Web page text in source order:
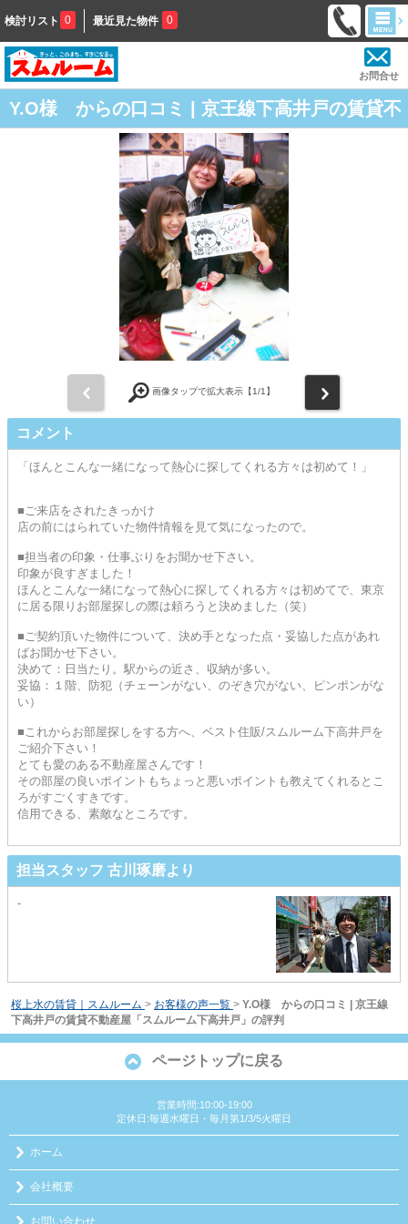
検討リスト 0 最近見た物件 0
お問合せ
Y.O様 からの口コミ | 京王線下高井戸の賃貸不
動産屋「スムルーム下高井戸」の評判
画像タップで拡大表示【1/1】
コメント
「ほんとこんな一緒になって熱心に探してくれる方々は初めて！」
■ご来店をされたきっかけ
店の前にはられていた物件情報を見て気になったので。
■担当者の印象・仕事ぶりをお聞かせ下さい。
印象が良すぎました！
ほんとこんな一緒になって熱心に探してくれる方々は初めてで、東京
に居る限りお部屋探しの際は頼ろうと決めました（笑）
■ご契約頂いた物件について、決め手となった点・妥協した点があれ
ばお聞かせ下さい。
決めて：日当たり。駅からの近さ、収納が多い。
妥協：１階、防犯（チェーンがない、のぞき穴がない、ピンポンがな
い）
■これからお部屋探しをする方へ、ベスト住販/スムルーム下高井戸を
ご紹介下さい！
とても愛のある不動産屋さんです！
その部屋の良いポイントもちょっと悪いポイントも教えてくれるとこ
ろがすごくすきです。
信用できる、素敵なところです。
担当スタッフ 古川琢磨より
-
桜上水の賃貸｜スムルーム > お客様の声一覧 > Y.O様 からの口コミ | 京王線
下高井戸の賃貸不動産屋「スムルーム下高井戸」の評判
ページトップに戻る
営業時間:10:00-19:00
定休日:毎週水曜日・毎月第1/3/5火曜日
ホーム
会社概要
お問い合わせ